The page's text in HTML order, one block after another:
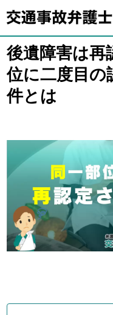
後遺障害は再
位に二度目の
件とは